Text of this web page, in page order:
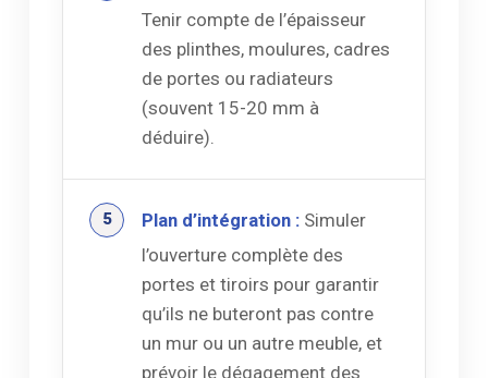
Tenir compte de l’épaisseur
des plinthes, moulures, cadres
de portes ou radiateurs
(souvent 15-20 mm à
déduire).
Plan d’intégration : Simuler
l’ouverture complète des
portes et tiroirs pour garantir
qu’ils ne buteront pas contre
un mur ou un autre meuble, et
prévoir le dégagement des